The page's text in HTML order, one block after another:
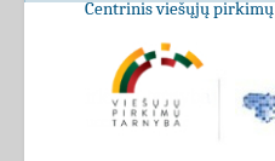
Centrinis viešųjų